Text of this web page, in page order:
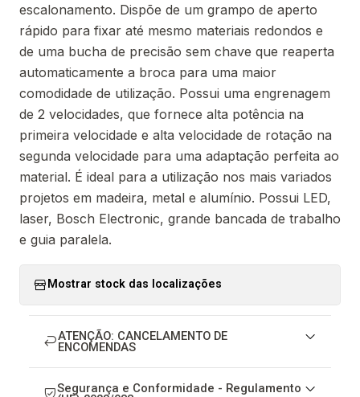
escalonamento. Dispõe de um grampo de aperto
rápido para fixar até mesmo materiais redondos e
de uma bucha de precisão sem chave que reaperta
automaticamente a broca para uma maior
comodidade de utilização. Possui uma engrenagem
de 2 velocidades, que fornece alta potência na
primeira velocidade e alta velocidade de rotação na
segunda velocidade para uma adaptação perfeita ao
material. É ideal para a utilização nos mais variados
projetos em madeira, metal e alumínio. Possui LED,
laser, Bosch Electronic, grande bancada de trabalho
e guia paralela.
Mostrar stock das localizações
ATENÇÃO: CANCELAMENTO DE
ENCOMENDAS
Segurança e Conformidade - Regulamento